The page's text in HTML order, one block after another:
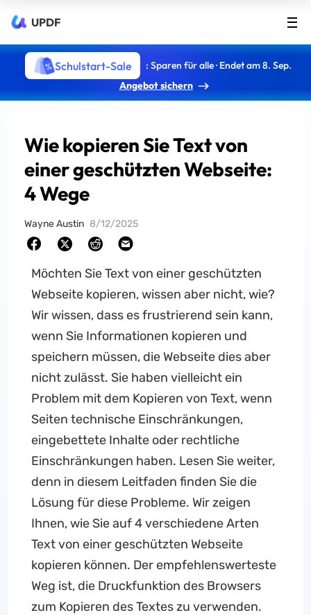
UPDF
Schulstart-Sale
: Sparen für alle · Endet am 8. Sep.
Angebot sichern
Wie kopieren Sie Text von
einer geschützten Webseite:
4 Wege
Wayne Austin 8/12/2025
Möchten Sie Text von einer geschützten
Webseite kopieren, wissen aber nicht, wie?
Wir wissen, dass es frustrierend sein kann,
wenn Sie Informationen kopieren und
speichern müssen, die Webseite dies aber
nicht zulässt. Sie haben vielleicht ein
Problem mit dem Kopieren von Text, wenn
Seiten technische Einschränkungen,
eingebettete Inhalte oder rechtliche
Einschränkungen haben. Lesen Sie weiter,
denn in diesem Leitfaden finden Sie die
Lösung für diese Probleme. Wir zeigen
Ihnen, wie Sie auf 4 verschiedene Arten
Text von einer geschützten Webseite
kopieren können. Der empfehlenswerteste
Weg ist, die Druckfunktion des Browsers
zum Kopieren des Textes zu verwenden.